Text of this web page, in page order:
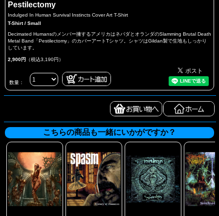
Pestilectomy
Indulged In Human Survival Instincts Cover Art T-Shirt
T-Shirt / Small
Decimated Humansのメンバー擁するアメリカはネバダとオランダのSlamming Brutal Death
Metal Band「Pestilectomy」のカバーアートTシャツ。シャツはGildan製で生地もしっかり
しています。
2,900円 （税込3,190円）
数量：
こちらの商品も一緒にいかがですか？